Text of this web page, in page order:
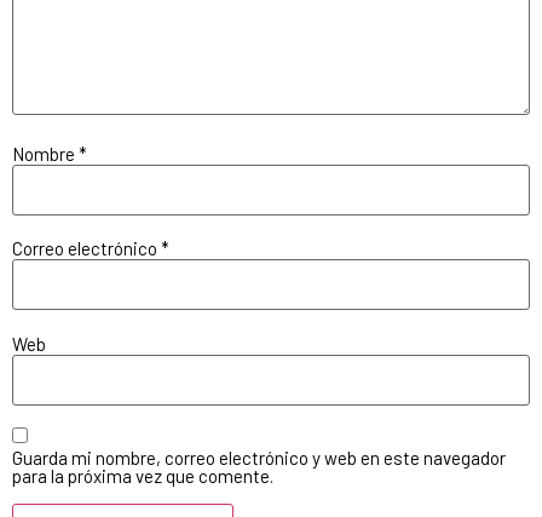
Nombre *
Correo electrónico *
Web
Guarda mi nombre, correo electrónico y web en este navegador
para la próxima vez que comente.